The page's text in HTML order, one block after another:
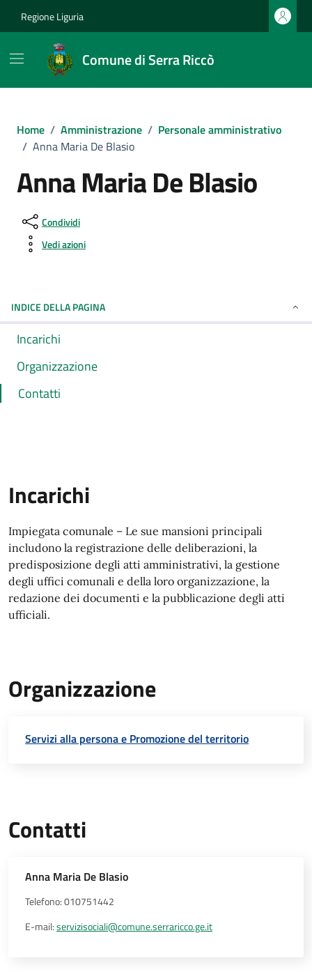
Regione Liguria
Comune di Serra Riccò
Home / Amministrazione / Personale amministrativo
/ Anna Maria De Blasio
Anna Maria De Blasio
Condividi
Vedi azioni
INDICE DELLA PAGINA
Incarichi
Organizzazione
Contatti
Incarichi
Impiegata comunale – Le sue mansioni principali
includono la registrazione delle deliberazioni, la
predisposizione degli atti amministrativi, la gestione
degli uffici comunali e della loro organizzazione, la
redazione dei documenti e la pubblicazione degli atti
ufficiali.
Organizzazione
Servizi alla persona e Promozione del territorio
Contatti
Anna Maria De Blasio
Telefono: 010751442
E-mail:servizisociali@comune.serraricco.ge.it